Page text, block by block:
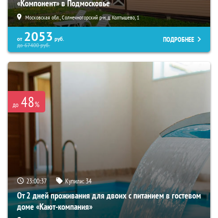
«Компонент» в Подмосковье
Московская обл., Солнечногорский р-н, д. Колтышево, 1
от 2053 руб.
до67400руб.
ПОДРОБНЕЕ
до 48%
23:00:35 Купили:34
От 2 дней проживания для двоих с питанием в гостевом
доме «Кают-компания»